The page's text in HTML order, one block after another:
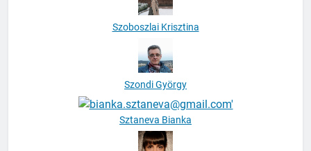
Szoboszlai Krisztina
Szondi György
Sztaneva Bianka